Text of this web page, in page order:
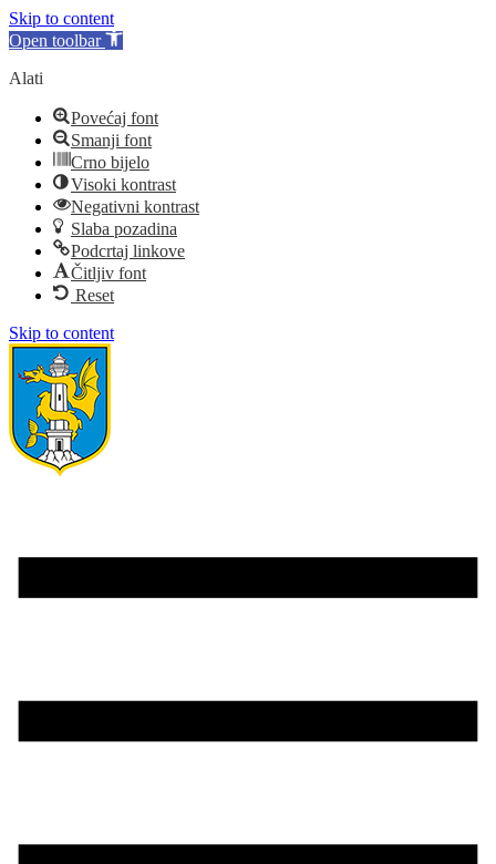
Skip to content
Open toolbar
Alati
Povećaj font
Smanji font
Crno bijelo
Visoki kontrast
Negativni kontrast
Slaba pozadina
Podcrtaj linkove
Čitljiv font
Reset
Skip to content